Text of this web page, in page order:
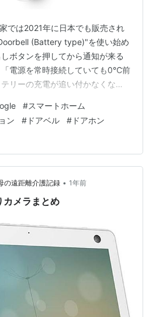
では2021年に日本でも販売され
(Battery type)"を使い始め
ボタンを押してから通知が来る
「電源を常時接続していても0℃前
リーの充電が追い付かなくな
に、バッテリーを内臓していな
2nd Gen)"に乗り換えまし
2nd Gen)"は日本で発売され
から輸入し…
#スマートホーム
ン # ドアベル # ドアホン
の遠距離介護記録 • 1年前
カメラまとめ